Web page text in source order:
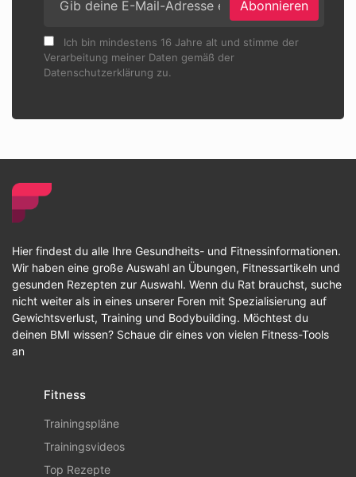
Abonnieren
Ich bin mindestens 16 Jahre alt und stimme der
Verarbeitung meiner Daten gemäß der
Datenschutzerklärung zu.
Hier findest du alle Ihre Gesundheits- und Fitnessinformationen.
Wir haben eine große Auswahl an Übungen, Fitnessartikeln und
gesunden Rezepten zur Auswahl. Wenn du Rat brauchst, suche
nicht weiter als in eines unserer Foren mit Spezialisierung auf
Gewichtsverlust, Training und Bodybuilding. Möchtest du
deinen BMI wissen? Schaue dir eines von vielen Fitness-Tools
an
Fitness
Trainingspläne
Trainingsvideos
Top Rezepte